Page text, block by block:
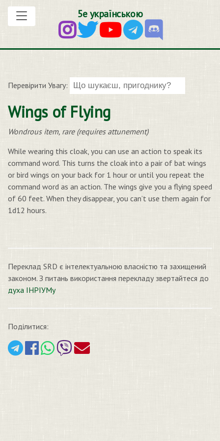
5е українською
Перевірити Увагу:
Wings of Flying
Wondrous item, rare (requires attunement)
While wearing this cloak, you can use an action to speak its
command word. This turns the cloak into a pair of bat wings
or bird wings on your back for 1 hour or until you repeat the
command word as an action. The wings give you a flying speed
of 60 feet. When they disappear, you can’t use them again for
1d12 hours.
Переклад SRD є інтелектуальною власністю та захищений
законом. З питань використання перекладу звертайтеся до
духа ІНРІУМу
Поділитися: